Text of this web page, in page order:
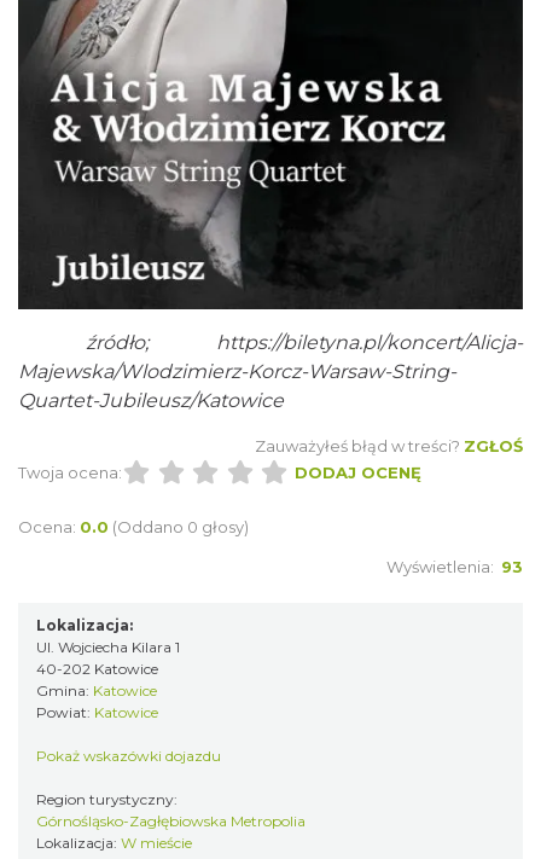
LORD OF THE DANCE 2026
Katowice
2026-12-11
0.24 km
Kult – Pomarańczowa Trasa 2026
Katowice
0.31 km
Myslovitz - Sentymentalny powrót do lat
2000
Katowice
0.31 km
źródło;
https://biletyna.pl/koncert/Alicja-
Majewska/Wlodzimierz-Korcz-Warsaw-String-
Quartet-Jubileusz/Katowice
Zauważyłeś błąd w treści? ZGŁOŚ
Twoja ocena:
DODAJ OCENĘ
Ocena: 0.0 (Oddano 0 głosy)
Wyświetlenia: 93
Lokalizacja:
Ul. Wojciecha Kilara 1
40-202 Katowice
Gmina: Katowice
Powiat: Katowice
Pokaż wskazówki dojazdu
Region turystyczny:
Górnośląsko-Zagłębiowska Metropolia
Lokalizacja: W mieście